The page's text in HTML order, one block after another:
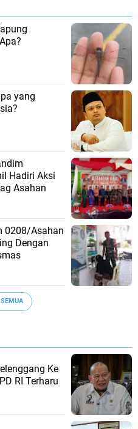
yang
Hadiri Aksi
Asahan
0208/Asahan
Dengan
Ke
RI Terharu